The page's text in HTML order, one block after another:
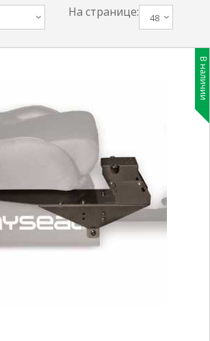
На странице: 48
В наличии